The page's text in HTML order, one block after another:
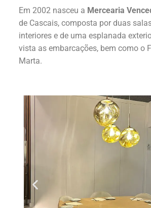
Em 2002 nasceu a Mercearia
de Cascais, composta por duas
interiores e de uma esplanada
vista as embarcações, bem como o
Marta.